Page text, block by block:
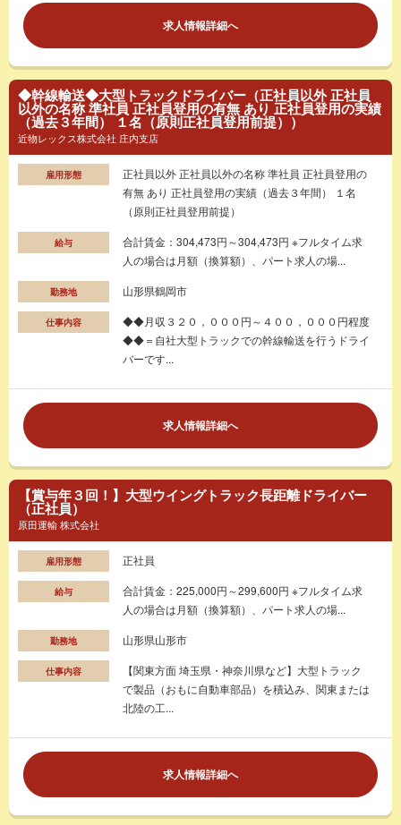
求人情報詳細へ
◆幹線輸送◆大型トラックドライバー（正社員以外 正社員
以外の名称 準社員 正社員登用の有無 あり 正社員登用の実績
（過去３年間） １名（原則正社員登用前提））
近物レックス株式会社 庄内支店
雇用形態
正社員以外 正社員以外の名称 準社員 正社員登用の
有無 あり 正社員登用の実績（過去３年間） １名
（原則正社員登用前提）
給与
合計賃金：304,473円～304,473円 ※フルタイム求
人の場合は月額（換算額）、パート求人の場...
勤務地 山形県鶴岡市
仕事内容
◆◆月収３２０，０００円～４００，０００円程度
◆◆＝自社大型トラックでの幹線輸送を行うドライ
バーです...
求人情報詳細へ
【賞与年３回！】大型ウイングトラック長距離ドライバー
（正社員）
原田運輸 株式会社
雇用形態 正社員
給与
合計賃金：225,000円～299,600円 ※フルタイム求
人の場合は月額（換算額）、パート求人の場...
勤務地 山形県山形市
仕事内容
【関東方面 埼玉県・神奈川県など】大型トラック
で製品（おもに自動車部品）を積込み、関東または
北陸の工...
求人情報詳細へ